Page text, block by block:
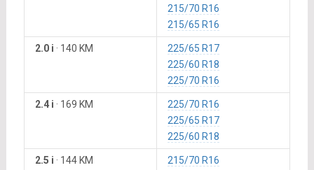
215/70 R16
215/65 R16
2.0 i · 140 KM
225/65 R17
225/60 R18
225/70 R16
2.4 i · 169 KM
225/70 R16
225/65 R17
225/60 R18
2.5 i · 144 KM
215/70 R16